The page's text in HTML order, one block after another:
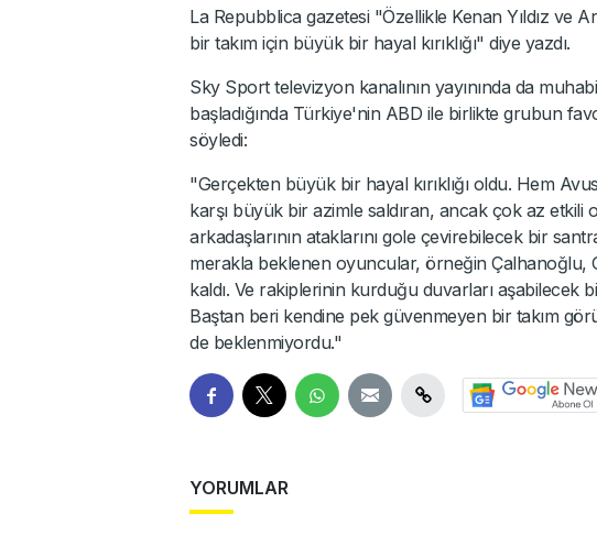
La Repubblica gazetesi "Özellikle Kenan Yıldız ve
bir takım için büyük bir hayal kırıklığı" diye yazdı.
Sky Sport televizyon kanalının yayınında da
başladığında Türkiye'nin ABD ile birlikte grubun
söyledi:
"Gerçekten büyük bir hayal kırıklığı oldu. Hem
karşı büyük bir azimle saldıran, ancak çok az etkili
arkadaşlarının ataklarını gole çevirebilecek bir
merakla beklenen oyuncular, örneğin Çalhanoğlu,
kaldı. Ve rakiplerinin kurduğu duvarları aşabilecek
Baştan beri kendine pek güvenmeyen bir takım
de beklenmiyordu."
YORUMLAR